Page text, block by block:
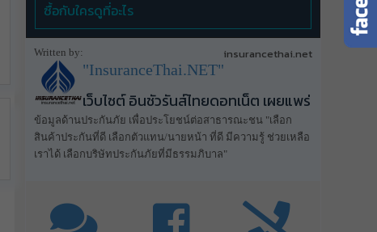
ซื้อกับใครดูที่อะไร
Written by: insurancethai.net
"InsuranceThai.NET"
เว็บไซต์ อินชัวรันส์ไทยดอทเน็ต เผยแพร่
ข้อมูลด้านประกันภัย เพื่อประโยชน์ต่อสาธารณะชน "เลือก
สินค้าประกันที่ดี เลือกตัวแทน/นายหน้า ที่ดี มีความรู้ ช่วยเหลือ
เราได้ เลือกบริษัทประกันภัยที่มีธรรมภิบาล"